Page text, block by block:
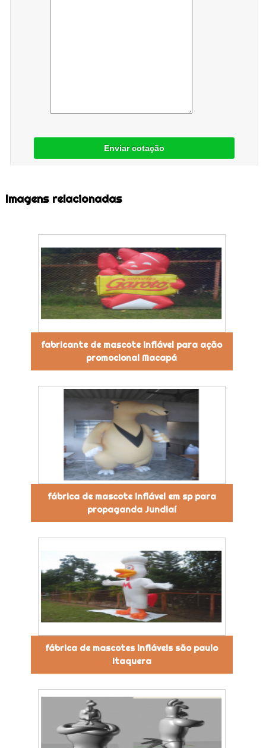
Enviar cotação
Imagens relacionadas
fabricante de mascote inflável para ação
promocional Macapá
fábrica de mascote inflável em sp para
propaganda Jundiaí
fábrica de mascotes infláveis são paulo
Itaquera